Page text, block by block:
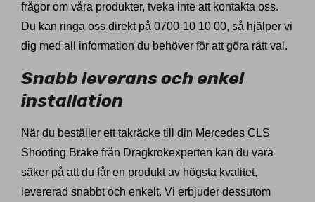
frågor om våra produkter, tveka inte att kontakta oss.
Du kan ringa oss direkt på 0700-10 10 00, så hjälper vi
dig med all information du behöver för att göra rätt val.
Snabb leverans och enkel
installation
När du beställer ett takräcke till din Mercedes CLS
Shooting Brake från Dragkrokexperten kan du vara
säker på att du får en produkt av högsta kvalitet,
levererad snabbt och enkelt. Vi erbjuder dessutom